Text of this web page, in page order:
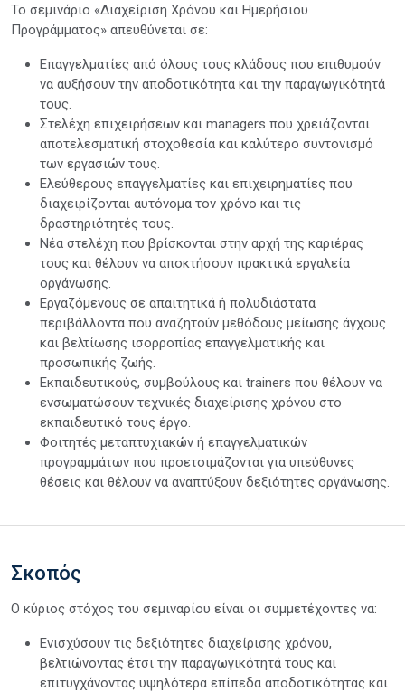
Το σεμινάριο «Διαχείριση Χρόνου και Ημερήσιου
Προγράμματος» απευθύνεται σε:
Επαγγελματίες από όλους τους κλάδους που επιθυμούν
να αυξήσουν την αποδοτικότητα και την παραγωγικότητά
τους.
Στελέχη επιχειρήσεων και managers που χρειάζονται
αποτελεσματική στοχοθεσία και καλύτερο συντονισμό
των εργασιών τους.
Ελεύθερους επαγγελματίες και επιχειρηματίες που
διαχειρίζονται αυτόνομα τον χρόνο και τις
δραστηριότητές τους.
Νέα στελέχη που βρίσκονται στην αρχή της καριέρας
τους και θέλουν να αποκτήσουν πρακτικά εργαλεία
οργάνωσης.
Εργαζόμενους σε απαιτητικά ή πολυδιάστατα
περιβάλλοντα που αναζητούν μεθόδους μείωσης άγχους
και βελτίωσης ισορροπίας επαγγελματικής και
προσωπικής ζωής.
Εκπαιδευτικούς, συμβούλους και trainers που θέλουν να
ενσωματώσουν τεχνικές διαχείρισης χρόνου στο
εκπαιδευτικό τους έργο.
Φοιτητές μεταπτυχιακών ή επαγγελματικών
προγραμμάτων που προετοιμάζονται για υπεύθυνες
θέσεις και θέλουν να αναπτύξουν δεξιότητες οργάνωσης.
Σκοπός
Ο κύριος στόχος του σεμιναρίου είναι οι συμμετέχοντες να:
Ενισχύσουν τις δεξιότητες διαχείρισης χρόνου,
βελτιώνοντας έτσι την παραγωγικότητά τους και
επιτυγχάνοντας υψηλότερα επίπεδα αποδοτικότητας και